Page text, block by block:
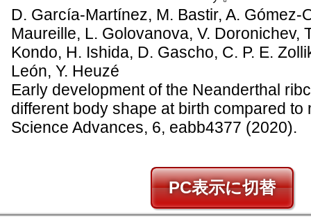
D. García-Martínez, M. Bastir, A. Gómez-
Maureille, L. Golovanova, V. Doronichev,
Kondo, H. Ishida, D. Gascho, C. P. E.
León, Y. Heuzé
Early development of the Neanderthal
different body shape at birth compared to
Science Advances, 6, eabb4377 (2020).
PC